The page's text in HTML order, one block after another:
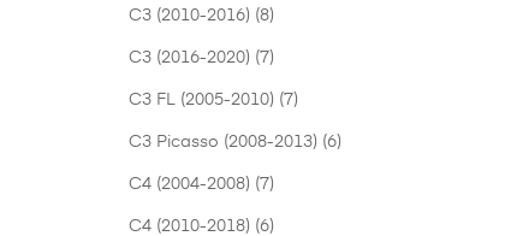
C3 (2010-2016) (8)
C3 (2016-2020) (7)
C3 FL (2005-2010) (7)
C3 Picasso (2008-2013) (6)
C4 (2004-2008) (7)
C4 (2010-2018) (6)